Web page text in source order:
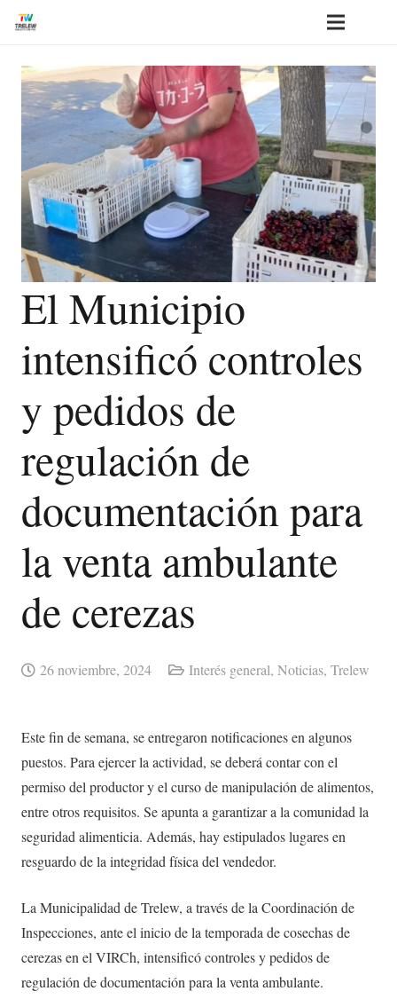
El Municipio
intensificó controles
y pedidos de
regulación de
documentación para
la venta ambulante
de cerezas
26 noviembre, 2024 Interés general, Noticias, Trelew
Este fin de semana, se entregaron notificaciones en algunos
puestos. Para ejercer la actividad, se deberá contar con el
permiso del productor y el curso de manipulación de alimentos,
entre otros requisitos. Se apunta a garantizar a la comunidad la
seguridad alimenticia. Además, hay estipulados lugares en
resguardo de la integridad física del vendedor.
La Municipalidad de Trelew, a través de la Coordinación de
Inspecciones, ante el inicio de la temporada de cosechas de
cerezas en el VIRCh, intensificó controles y pedidos de
regulación de documentación para la venta ambulante.